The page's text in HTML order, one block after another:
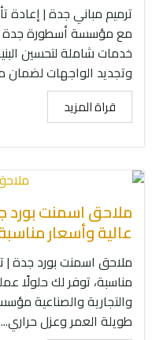
ترميم مباني جدة | إعادة
مع مؤسسة أسطورة جدة
خدمات شاملة لتحسين
وتجديد الواجهات لضمان
قراة المزيد
ملاحق اسمنت بورد
عالية وأسعار
ملاحق اسمنت بورد جدة |
مناسبة، توفر لك حلولًا
والتجارية والصناعية
طويلة العمر وعزل حراري...